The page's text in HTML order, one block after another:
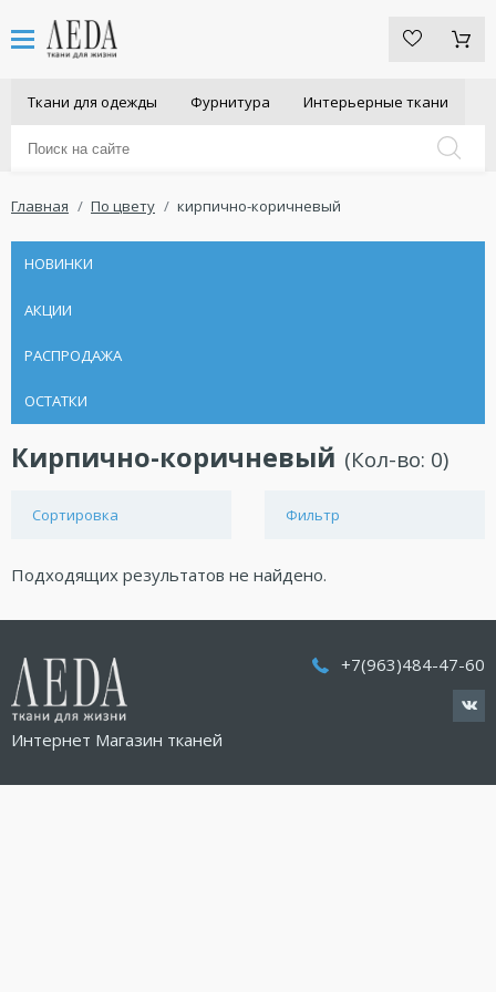
Ткани для одежды Фурнитура Интерьерные ткани
Главная По цвету кирпично-коричневый
НОВИНКИ
АКЦИИ
РАСПРОДАЖА
ОСТАТКИ
Кирпично-коричневый (Кол-во: 0)
Сортировка Фильтр
Подходящих результатов не найдено.
+7(963)484-47-60
Интернет Магазин тканей